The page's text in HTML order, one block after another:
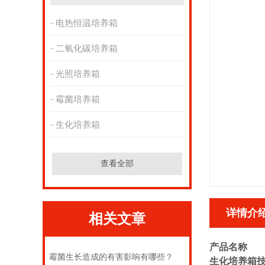
电热恒温培养箱
二氧化碳培养箱
光照培养箱
霉菌培养箱
生化培养箱
查看全部
相关文章
霉菌生长造成的有害影响有哪些？
详情介
产品名称
生化培养箱